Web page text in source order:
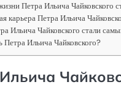
Петра Ильича Чайковского
карьера Петра Ильича
Ильича Чайковского стали
Ильича Чайковского?